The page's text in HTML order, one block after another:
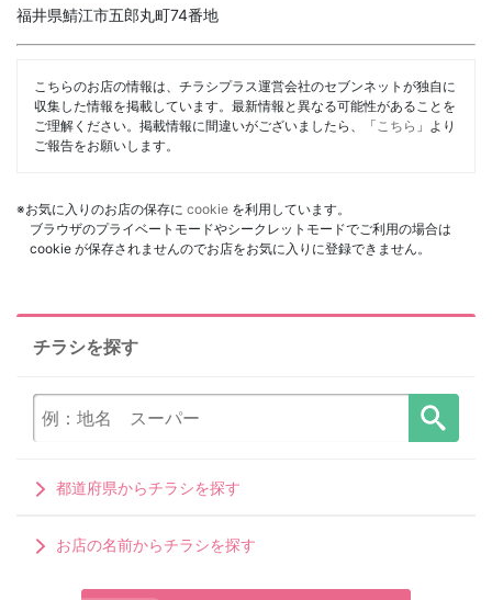
福井県鯖江市五郎丸町74番地
こちらのお店の情報は、チラシプラス運営会社のセブンネットが独自に
収集した情報を掲載しています。最新情報と異なる可能性があることを
ご理解ください。掲載情報に間違いがございましたら、「 こちら 」より
ご報告をお願いします。
※お気に入りのお店の保存に cookie を利用しています。
ブラウザのプライベートモードやシークレットモードでご利用の場合は
cookie が保存されませんのでお店をお気に入りに登録できません。
チラシを探す
都道府県からチラシを探す
お店の名前からチラシを探す